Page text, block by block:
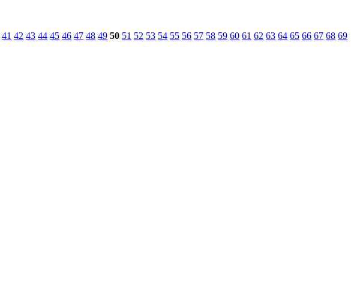
41 42 43 44 45 46 47 48 49 50 51 52 53 54 55 56 57 58 59 60 61 62 63 64 65 66 67 68 69